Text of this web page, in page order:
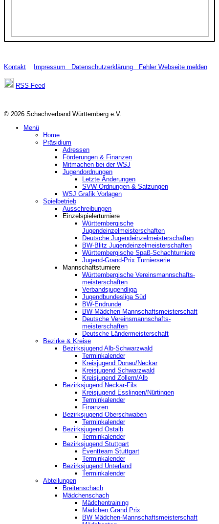
Kontakt Impressum Datenschutzerklärung Fehler Webseite melden
RSS-Feed
© 2026 Schachverband Württemberg e.V.
Menü
Home
Präsidium
Adressen
Förderungen & Finanzen
Mitmachen bei der WSJ
Jugendordnungen
Letzte Änderungen
SVW Ordnungen & Satzungen
WSJ Grafik Vorlagen
Spielbetrieb
Ausschreibungen
Einzelspielerturniere
Württembergische
Jugendeinzelmeisterschaften
Deutsche Jugendeinzelmeisterschaften
BW-Blitz Jugendeinzelmeisterschaften
Württembergische Spaß-Schachturniere
Jugend-Grand-Prix Turnierserie
Mannschaftsturniere
Württembergische Vereinsmannschafts-
meisterschaften
Verbandsjugendliga
Jugendbundesliga Süd
BW-Endrunde
BW Mädchen-Mannschaftsmeisterschaft
Deutsche Vereinsmannschafts-
meisterschaften
Deutsche Ländermeisterschaft
Bezirke & Kreise
Bezirksjugend Alb-Schwarzwald
Terminkalender
Kreisjugend Donau/Neckar
Kreisjugend Schwarzwald
Kreisjugend Zollern/Alb
Bezirksjugend Neckar-Fils
Kreisjugend ‎Esslingen/Nürtingen
Terminkalender
Finanzen
Bezirksjugend Oberschwaben
Terminkalender
Bezirksjugend Ostalb
Terminkalender
Bezirksjugend Stuttgart
‎Eventteam Stuttgart
Terminkalender
Bezirksjugend Unterland
Terminkalender
Abteilungen
Breitenschach
Mädchenschach
Mädchentraining
Mädchen Grand Prix
BW Mädchen-Mannschaftsmeisterschaft